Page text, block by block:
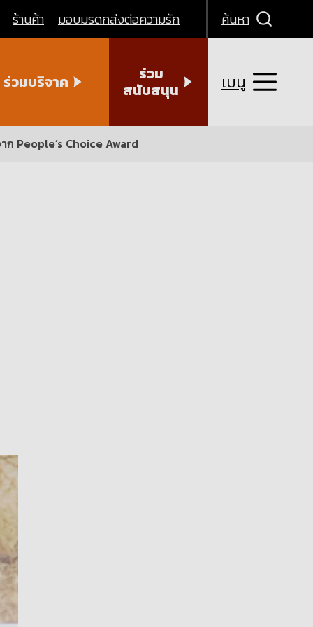
ร้านค้า มอบมรดกส่งต่อความรัก ค้นหา
ร่วมบริจาค
ร่วม
สนับสนุน
เมนู
People’s Choice Award